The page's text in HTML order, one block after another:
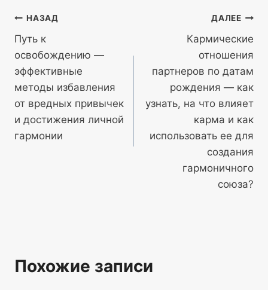
Навигация
по
записям
НАЗАД
Путь к
освобождению —
эффективные
методы избавления
от вредных привычек
и достижения личной
гармонии
ДАЛЕЕ
Кармические
отношения
партнеров по датам
рождения — как
узнать, на что влияет
карма и как
использовать ее для
создания
гармоничного
союза?
Похожие записи